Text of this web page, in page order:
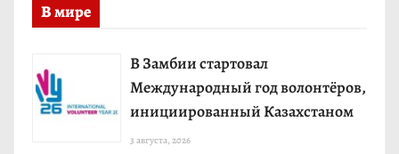
В мире
В Замбии стартовал
Международный год волонтёров,
инициированный Казахстаном
3 августа, 2026